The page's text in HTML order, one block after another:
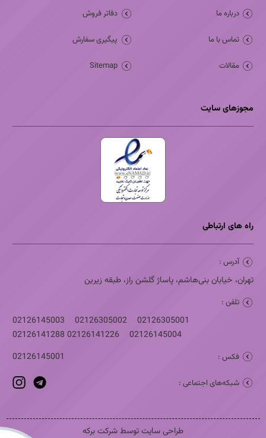
درباره ما
تماس با ما
مقالات
دفاتر فروش
پیگیری سفارش
Sitemap
مجوزهای سایت
راه های ارتباطی
آدرس :
تهران، خیابان بنی‌هاشم، پاساژ گلشن راز، طبقه زیرین
تلفن :
02126305001
02126305002
02126145003
02126145004
02126141226
02126141288
فکس : 02126145001
شبکه‌های اجتماعی :
طراحی سایت توسط شرکت برکه